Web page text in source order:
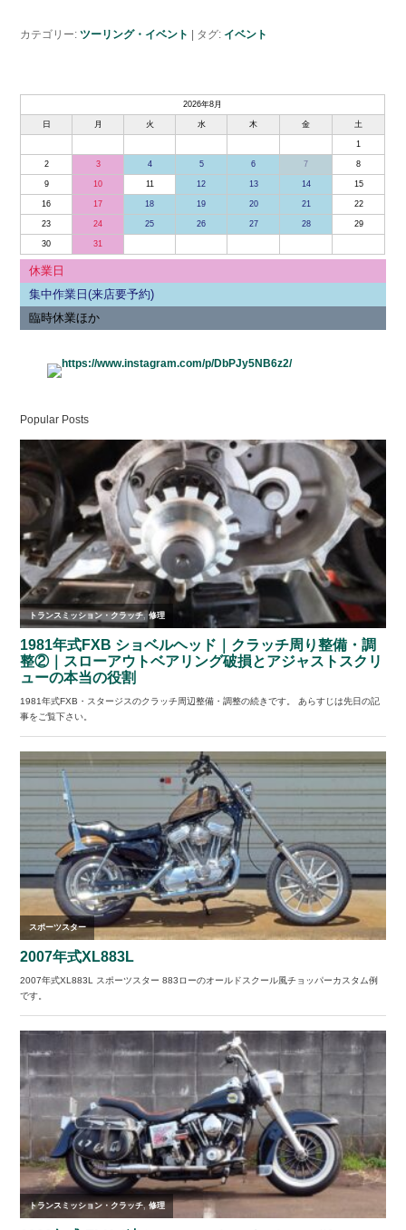
カテゴリー: ツーリング・イベント タグ: イベント
2026年8月
日 月 火 水 木 金 土
1
2 3 4 5 6 7 8
9 10 11 12 13 14 15
16 17 18 19 20 21 22
23 24 25 26 27 28 29
30 31
休業日
集中作業日(来店要予約)
臨時休業ほか
Popular Posts